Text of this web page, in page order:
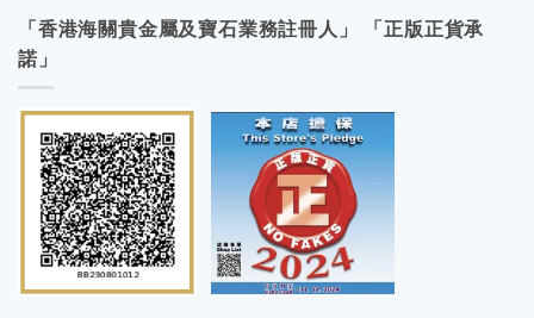
「香港海關貴金屬及寶石業務註冊人」 「正版正貨承
諾」